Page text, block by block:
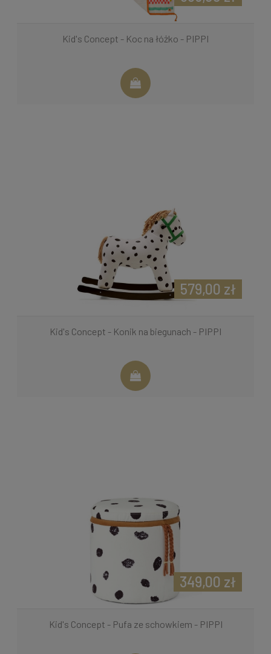
Kid's Concept - Koc na łóżko - PIPPI
Kid's Concept - Konik na biegunach - PIPPI
579,00 zł
Kid's Concept - Pufa ze schowkiem - PIPPI
349,00 zł